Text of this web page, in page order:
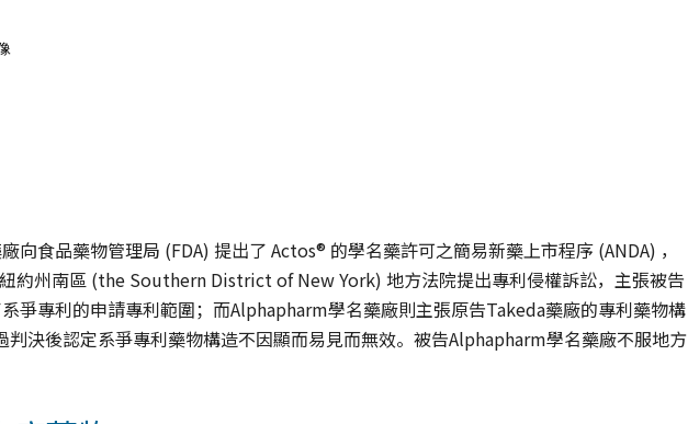
利
向食品藥物管理局 (FDA) 提出了 Actos® 的學名藥許可之簡易新藥上市程序 (ANDA) ，
約州南區 (the Southern District of New York) 地方法院提出專利侵權訴訟，主張被告
爭專利的申請專利範圍；而Alphapharm學名藥廠則主張原告Takeda藥廠的專利藥物構
判決後認定系爭專利藥物構造不因顯而易見而無效。被告Alphapharm學名藥廠不服地方